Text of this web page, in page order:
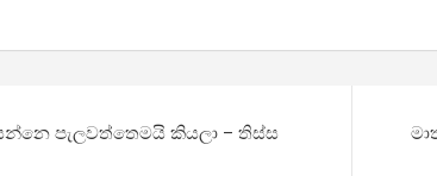
පැලවත්තෙමයි කියලා – තිස්ස